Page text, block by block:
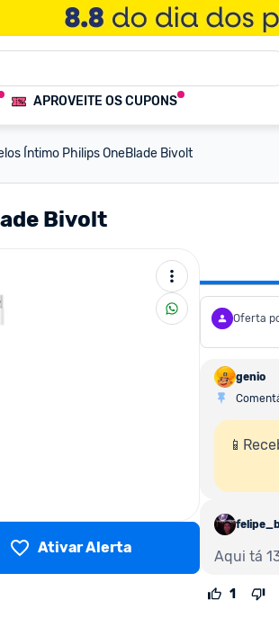
APROVEITE OS CUPONS
Íntimo Philips OneBlade Bivolt
Bivolt
Ativar Alerta
Oferta
genio
Aqui tá
1